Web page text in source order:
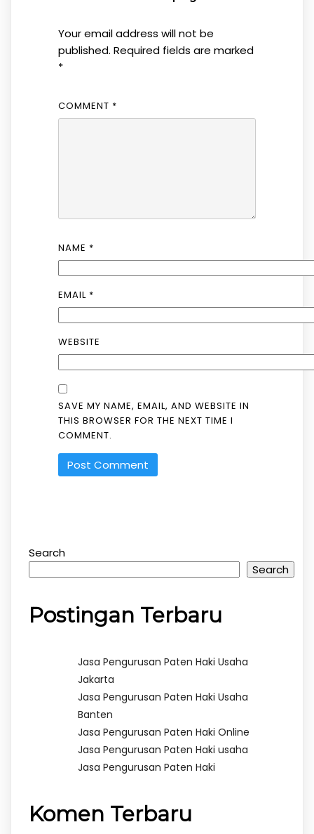
Your email address will not be
published. Required fields are marked
*
COMMENT *
NAME *
EMAIL *
WEBSITE
SAVE MY NAME, EMAIL, AND WEBSITE IN
THIS BROWSER FOR THE NEXT TIME I
COMMENT.
Search
Search
Postingan Terbaru
Jasa Pengurusan Paten Haki Usaha
Jakarta
Jasa Pengurusan Paten Haki Usaha
Banten
Jasa Pengurusan Paten Haki Online
Jasa Pengurusan Paten Haki usaha
Jasa Pengurusan Paten Haki
Komen Terbaru